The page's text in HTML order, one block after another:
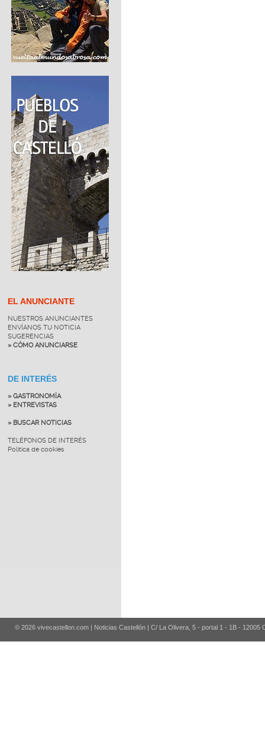
EL ANUNCIANTE
NUESTROS ANUNCIANTES
ENVÍANOS TU NOTICIA
SUGERENCIAS
» CÓMO ANUNCIARSE
DE INTERÉS
» GASTRONOMÍA
» ENTREVISTAS
» BUSCAR NOTICIAS
TELÉFONOS DE INTERÉS
Política de cookies
© 2026 vivecastellon.com | Noticias Castellón | C/ La Olivera, 5 - portal 1 - 1B - 12005